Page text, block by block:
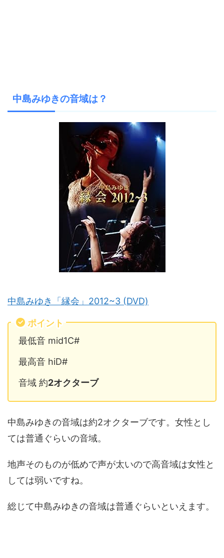
中島みゆきの音域は？
中島みゆき「縁会」2012~3 (DVD)
ポイント
最低音 mid1C#
最高音 hiD#
音域 約2オクターブ
中島みゆきの音域は約2オクターブです。女性とし
ては普通ぐらいの音域。
地声そのものが低めで声が太いので高音域は女性と
しては弱いですね。
総じて中島みゆきの音域は普通ぐらいといえます。